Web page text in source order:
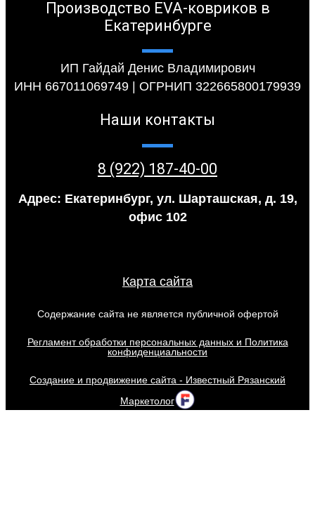
Производство EVA-ковриков в
Екатеринбурге
ИП Гайдай Денис Владимирович
ИНН 667011069749 | ОГРНИП 322665800179939
Наши контакты
8 (922) 187-40-00
Адрес: Екатеринбург, ул. Шарташская, д. 19,
офис 102
Карта сайта
Содержание сайта не является публичной офертой
Регламент обработки персональных данных и Политика
конфиденциальности
Создание и продвижение сайта - Известный Рязанский
Маркетолог